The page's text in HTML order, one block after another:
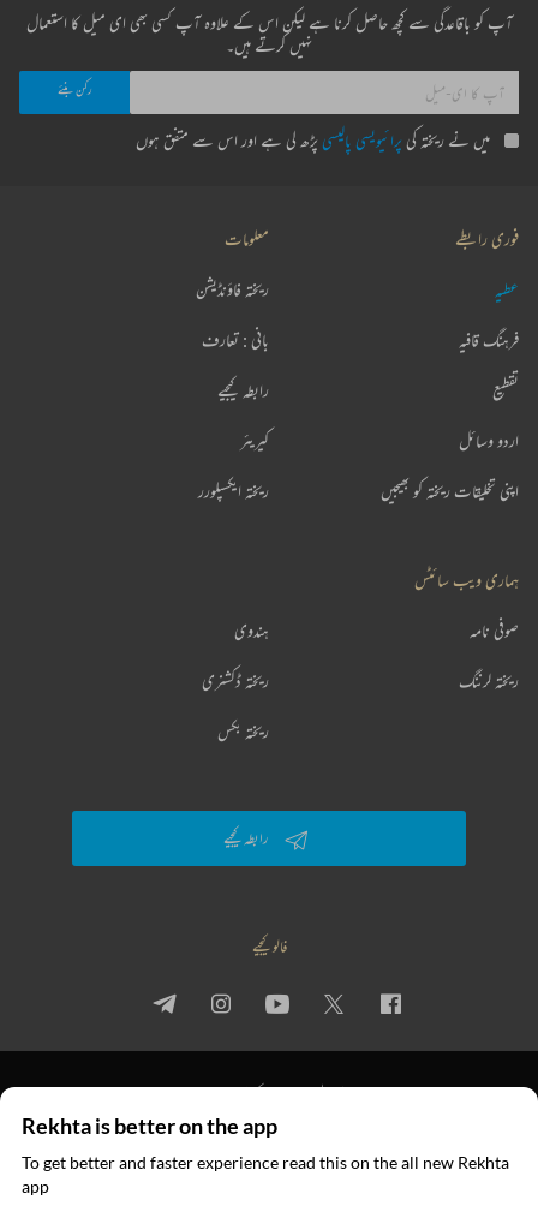
آپ کو باقاعدگی سے کچھ حاصل کرنا ہے لیکن اس کے علاوہ آپ کسی بھی ای میل کا استعمال
نہیں کرتے ہیں۔
میں نے ریختہ کی پرائیویسی پالیسی پڑھ لی ہے اور اس سے متفق ہوں
فوری رابطے
عطیہ
فرہنگ قافیہ
تقطیع
اردو وسائل
اپنی تخلیقات ریختہ کو بھیجیں
معلومات
ریختہ فاؤنڈیشن
بانی : تعارف
رابطہ کیجیے
کیریئر
ریختہ ایکسپلورر
ہماری ویب سائٹس
ہندوی صوفی نامہ
ریختہ ڈکشنری ریختہ لرننگ
ریختہ بکس
رابطہ کیجیے
فالو کیجیے
© 2026 Rekhta™ Foundation. All rights reserved.
Rekhta is better on the app
To get better and faster experience read this on the all new Rekhta
app